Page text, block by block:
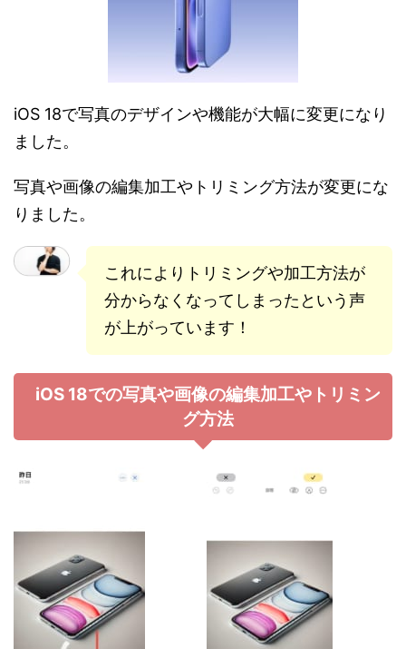
iOS 18で写真のデザインや機能が大幅に変更になり
ました。
写真や画像の編集加工やトリミング方法が変更にな
りました。
これによりトリミングや加工方法が
分からなくなってしまったという声
が上がっています！
iOS 18での写真や画像の編集加工やトリミン
グ方法